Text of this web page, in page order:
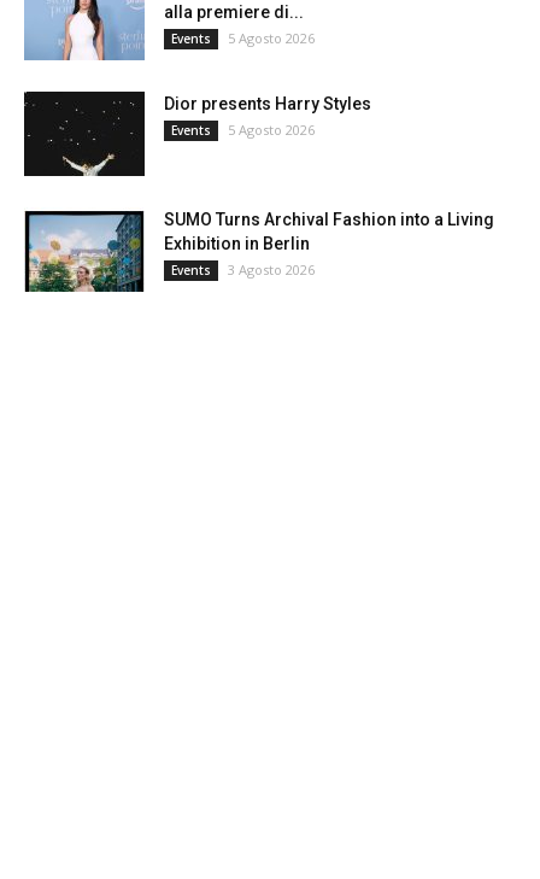
alla premiere di...
Events 5 Agosto 2026
Dior presents Harry Styles
Events 5 Agosto 2026
SUMO Turns Archival Fashion into a Living
Exhibition in Berlin
Events 3 Agosto 2026